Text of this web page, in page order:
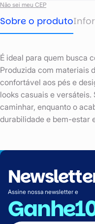
Não sei meu CEP
Sobre o produto
É ideal para quem busca
Produzida com materiais
confortável aos pés e
looks casuais e
caminhar, enquanto o
durabilidade e bem-estar
Assine nossa newsletter e
Ganhe